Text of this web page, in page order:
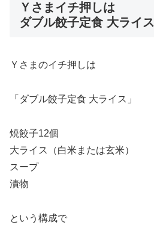
Ｙさまイチ押しは
ダブル餃子定食 大ライス
Ｙさまのイチ押しは
「ダブル餃子定食 大ライス」
焼餃子12個
大ライス（白米または玄米）
スープ
漬物
という構成で